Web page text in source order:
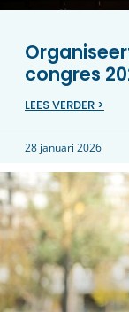
congres
LEES VERDER >
28 januari 2026